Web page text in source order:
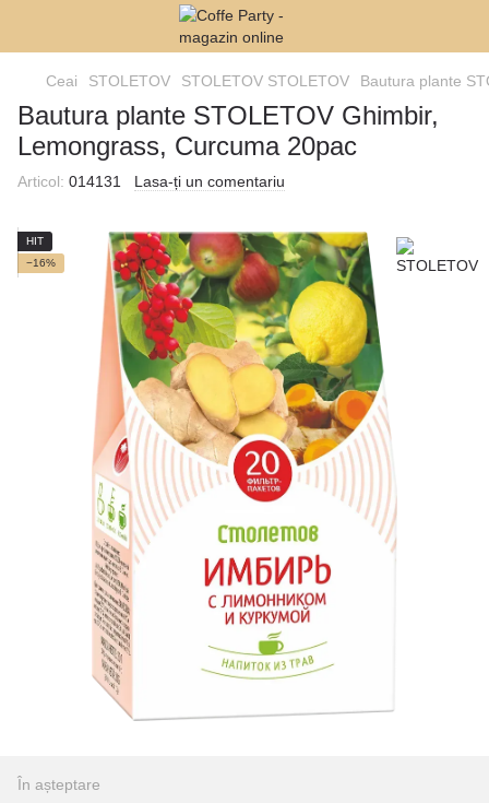
Ceai STOLETOV STOLETOV STOLETOV Bautura plante
Bautura plante STOLETOV Ghimbir,
Lemongrass, Curcuma 20pac
Articol: 014131 Lasa-ți un comentariu
HIT
−16%
În așteptare